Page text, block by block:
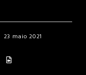
23 maio 2021